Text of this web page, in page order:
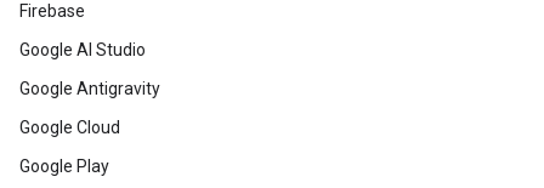
Firebase
Google AI Studio
Google Antigravity
Google Cloud
Google Play